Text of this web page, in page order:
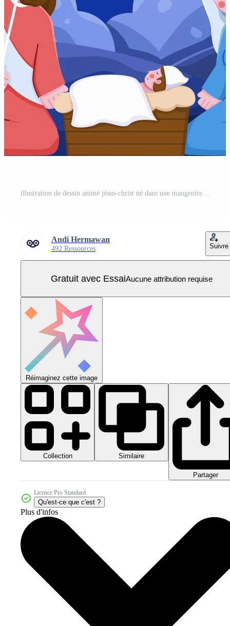
illustration de dessin animé jésus-christ né dans une mangeoire avec joseph et marie accompagnés et des moutons. bébé jésus né à bethléem avec des étoiles brillantes. peut utiliser pour carte de voeux, carte postale, invitation, bannière. Vecteur Pro
Andi Hermawan
492 Ressources Suivre
Gratuit avec EssaiAucune attribution requise
Réimaginez cette image
Collection Similaire
Partager
Licence Pro Standard
Qu'est-ce que c'est ?
Plus d'infos